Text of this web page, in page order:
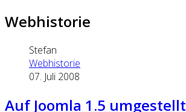
Webhistorie
Stefan
Webhistorie
07. Juli 2008
Auf Joomla 1.5 umgestellt